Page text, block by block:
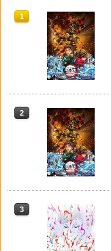
3
1
2
3
1
2
3
1
3
1
2
3